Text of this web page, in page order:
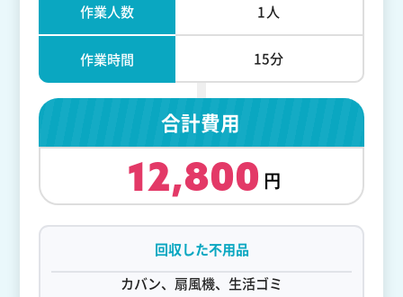
作業人数 1人
作業時間 15分
合計費用
12,800
回収した不用品
カバン、扇風機、生活ゴミ